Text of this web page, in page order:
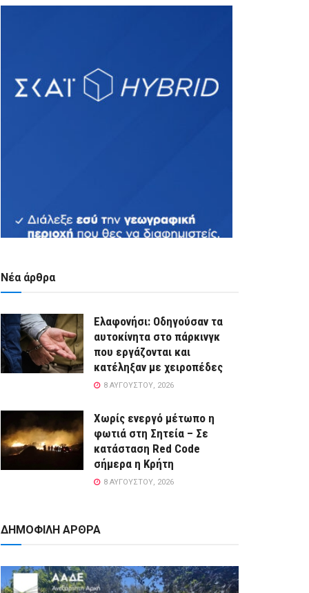
Νέα άρθρα
Ελαφονήσι: Οδηγούσαν τα
αυτοκίνητα στο πάρκινγκ
που εργάζονται και
κατέληξαν με χειροπέδες
8 ΑΥΓΟΎΣΤΟΥ, 2026
Χωρίς ενεργό μέτωπο η
φωτιά στη Σητεία – Σε
κατάσταση Red Code
σήμερα η Κρήτη
8 ΑΥΓΟΎΣΤΟΥ, 2026
ΔΗΜΟΦΙΛΗ ΑΡΘΡΑ